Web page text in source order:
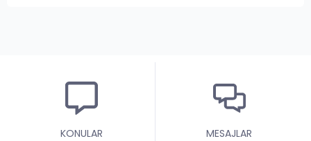
KONULAR MESAJLAR